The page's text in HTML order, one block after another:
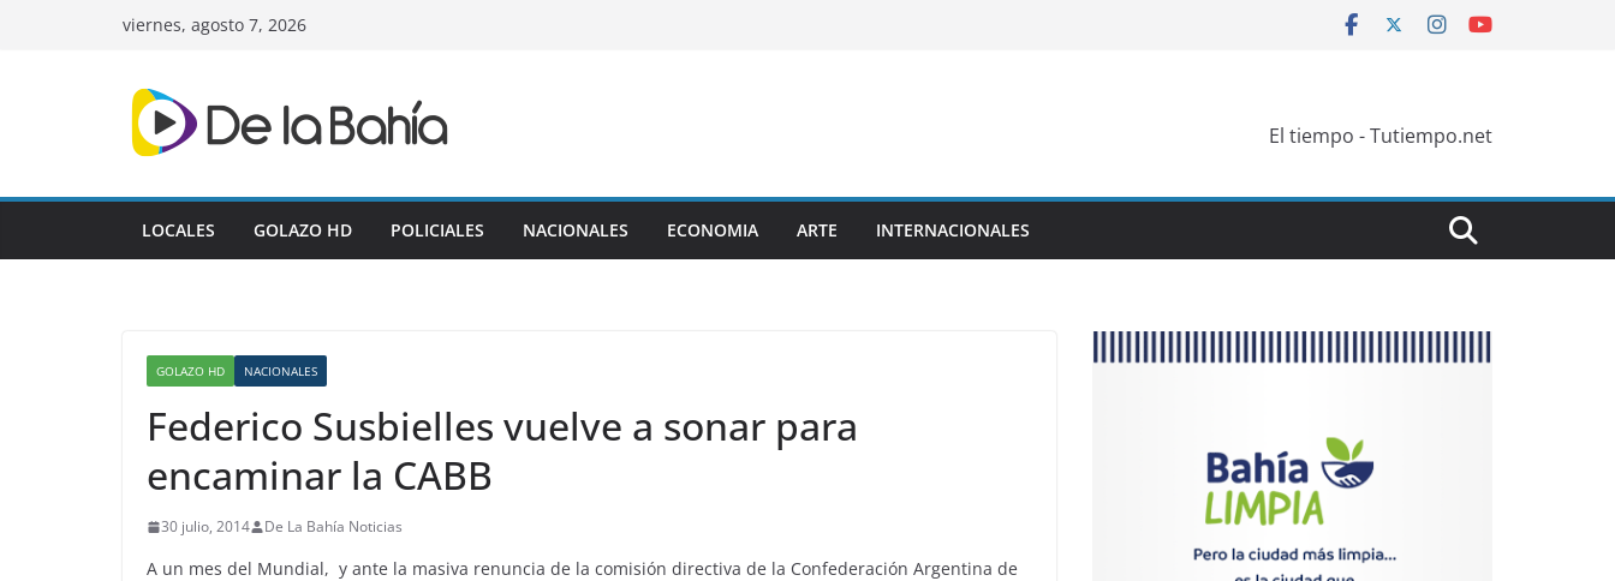
viernes, agosto 7, 2026
El tiempo - Tutiempo.net
LOCALES GOLAZO HD POLICIALES NACIONALES ECONOMIA ARTE INTERNACIONALES
GOLAZO HD NACIONALES
Federico Susbielles vuelve a sonar para
encaminar la CABB
30 julio, 2014 De La Bahía Noticias
A un mes del Mundial, y ante la masiva renuncia de la comisión directiva de la Confederación Argentina de